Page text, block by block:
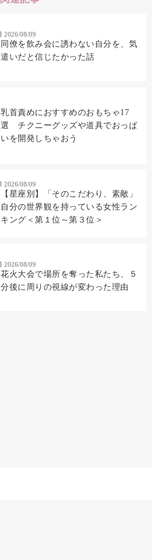
2026/08/09
同僚を飲み会に誘わない自分を、気
遣いだと信じたかった話
乳首責めにおすすめのおもちゃ17
選 チクニーグッズや道具でおっぱ
いを開発しちゃおう
2026/08/09
【星座別】「そのこだわり、素敵」
自分の世界観を持っている女性ラン
キング＜第１位～第３位＞
2026/08/09
花火大会で場所を奪った私たち、５
分後に周りの視線が変わった理由